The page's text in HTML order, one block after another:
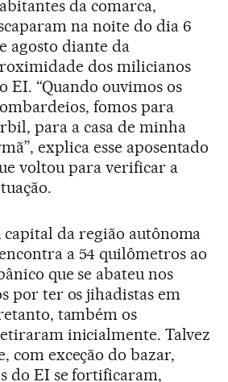
da comarca,
na noite do dia 6
agosto diante da
dos milicianos
EI. “Quando ouvimos os
fomos para
para a casa de minha
explica esse aposentado
voltou para verificar a
capital da região autônoma
a 54 quilômetros ao
que se abateu nos
por ter os jihadistas em
também os
inicialmente. Talvez
com exceção do bazar,
do EI se fortificaram,